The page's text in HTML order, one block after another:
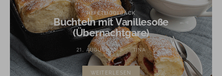
HEFETEIGGEBÄCK
Buchteln mit Vanillesoße
(Übernachtgare)
21. AUGUST 2019 TINA
WEITERLESEN